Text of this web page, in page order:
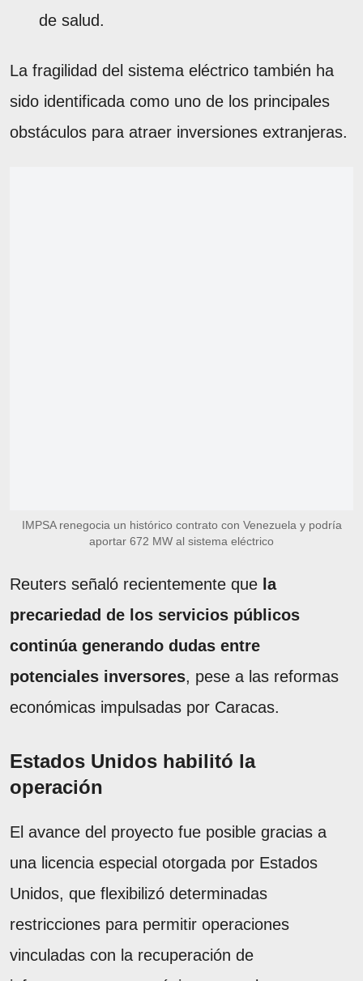
de salud.
La fragilidad del sistema eléctrico también ha
sido identificada como uno de los principales
obstáculos para atraer inversiones extranjeras.
IMPSA renegocia un histórico contrato con Venezuela y podría
aportar 672 MW al sistema eléctrico
Reuters señaló recientemente que la
precariedad de los servicios públicos
continúa generando dudas entre
potenciales inversores, pese a las reformas
económicas impulsadas por Caracas.
Estados Unidos habilitó la
operación
El avance del proyecto fue posible gracias a
una licencia especial otorgada por Estados
Unidos, que flexibilizó determinadas
restricciones para permitir operaciones
vinculadas con la recuperación de